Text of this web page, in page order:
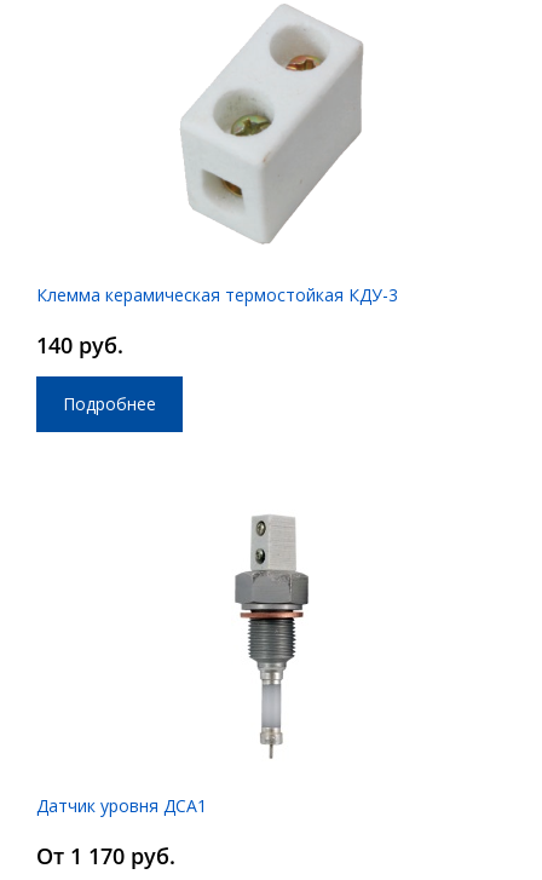
Клемма керамическая термостойкая КДУ-3
140 руб.
Подробнее
Датчик уровня ДСА1
От 1 170 руб.